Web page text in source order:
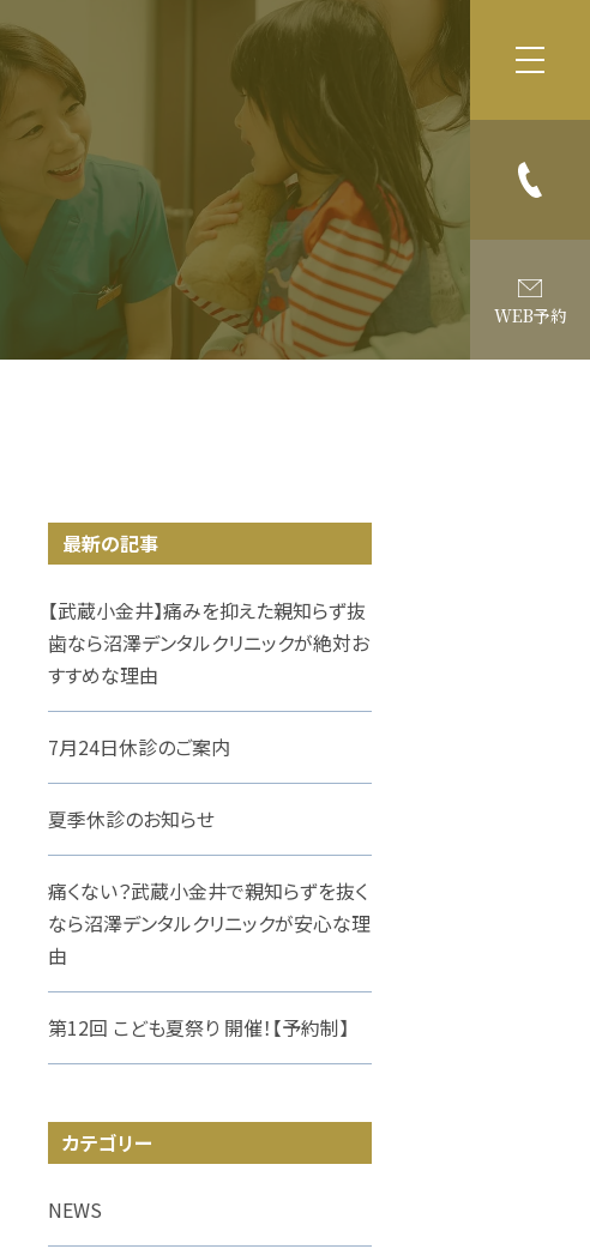
WEB予約
最新の記事
【武蔵小金井】痛みを抑えた親知らず抜
歯なら沼澤デンタルクリニックが絶対お
すすめな理由
7月24日休診のご案内
夏季休診のお知らせ
痛くない？武蔵小金井で親知らずを抜く
なら沼澤デンタルクリニックが安心な理
由
第12回 こども夏祭り 開催！【予約制】
カテゴリー
NEWS